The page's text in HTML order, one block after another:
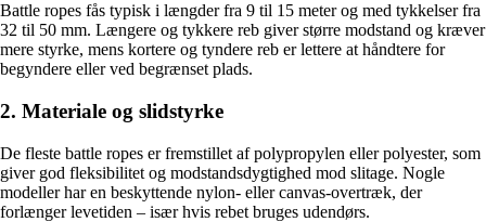
Battle ropes fås typisk i længder fra 9 til 15 meter og med tykkelser fra
32 til 50 mm. Længere og tykkere reb giver større modstand og kræver
mere styrke, mens kortere og tyndere reb er lettere at håndtere for
begyndere eller ved begrænset plads.
2. Materiale og slidstyrke
De fleste battle ropes er fremstillet af polypropylen eller polyester, som
giver god fleksibilitet og modstandsdygtighed mod slitage. Nogle
modeller har en beskyttende nylon- eller canvas-overtræk, der
forlænger levetiden – især hvis rebet bruges udendørs.